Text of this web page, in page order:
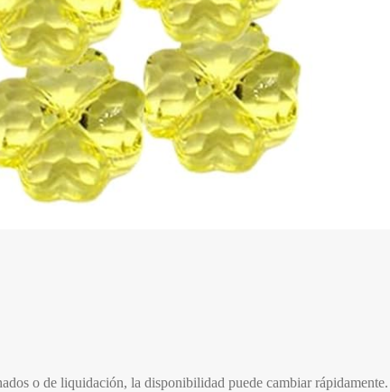
o de liquidación, la disponibilidad puede cambiar rápidamente.